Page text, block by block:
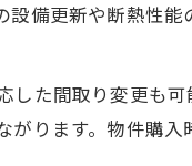
解説
び方
建て事情
備更新や断熱性
た間取り変更も
ります。物件購